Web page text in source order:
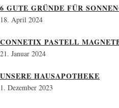
6 GUTE GRÜNDE FÜR
18. April 2024
CONNETIX PASTELL
21. Januar 2024
UNSERE HAUSAPOTHEKE
1. Dezember 2023